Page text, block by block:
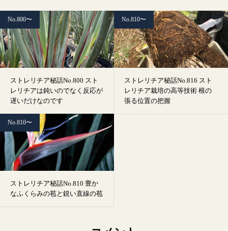
No.800〜
ストレリチア秘話No.800 スト
レリチアは鈍いのでなく反応が
遅いだけなのです
No.810〜
ストレリチア秘話No.816 スト
レリチア栽培の高等技術 根の
張る位置の把握
No.810〜
ストレリチア秘話No.810 豊か
なふくらみの苞と鋭い直線の苞